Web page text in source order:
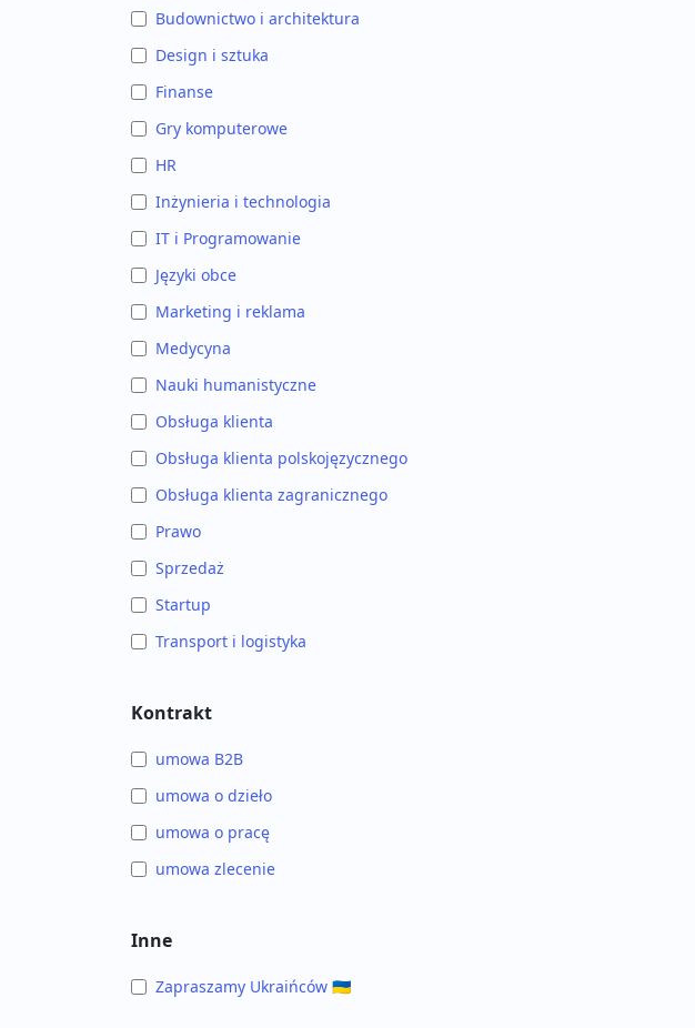
Budownictwo i architektura
Design i sztuka
Finanse
Gry komputerowe
HR
Inżynieria i technologia
IT i Programowanie
Języki obce
Marketing i reklama
Medycyna
Nauki humanistyczne
Obsługa klienta
Obsługa klienta polskojęzycznego
Obsługa klienta zagranicznego
Prawo
Sprzedaż
Startup
Transport i logistyka
Kontrakt
umowa B2B
umowa o dzieło
umowa o pracę
umowa zlecenie
Inne
Zapraszamy Ukraińców 🇺🇦